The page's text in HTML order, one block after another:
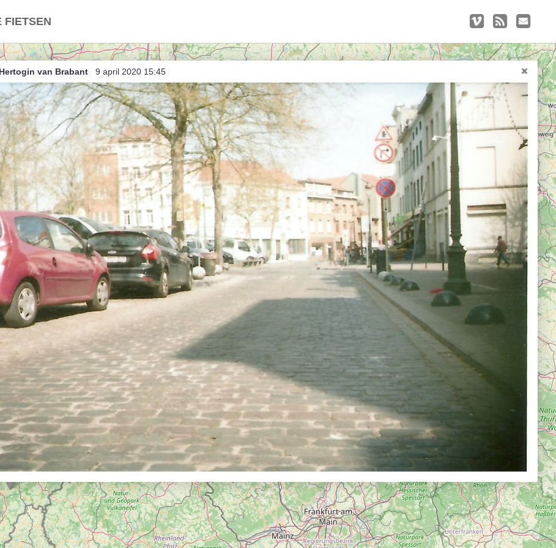
/ Nederland
ambiance
kunst
Seagal
FIETSEN
(onzuivere) Trap
in Nederland
in België
eindje breien
Dries (bis)
anders
dabij (unsorted)
dabij
Herent als Herentals
en weer
meest volmaakte tocht door België
van het beest
everesten
van België
de Léglise
van Brabant 9 april 2020 15:45